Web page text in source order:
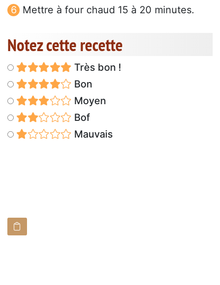
Mettre à four chaud 15 à 20 minutes.
Notez cette recette
Très bon !
Bon
Moyen
Bof
Mauvais